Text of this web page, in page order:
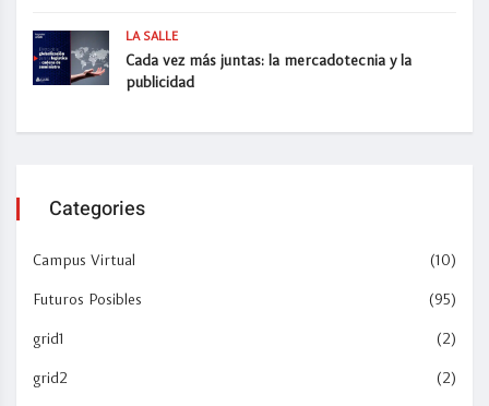
LA SALLE
Cada vez más juntas: la mercadotecnia y la
publicidad
Categories
Campus Virtual (10)
Futuros Posibles (95)
grid1 (2)
grid2 (2)